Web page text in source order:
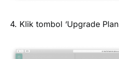
4. Klik tombol ‘Upgrade Plan